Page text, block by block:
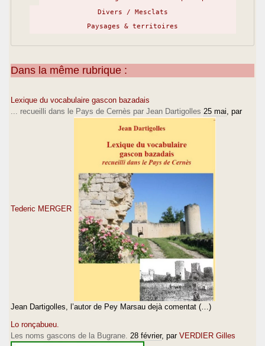
Divers / Mesclats
Paysages & territoires
Dans la même rubrique :
Lexique du vocabulaire gascon bazadais
... recueilli dans le Pays de Cernès par Jean Dartigolles 25 mai , par
Tederic MERGER
Jean Dartigolles, l’autor de Pey Marsau dejà comentat (…)
Lo ronçabueu.
Les noms gascons de la Bugrane. 28 février, par VERDIER Gilles